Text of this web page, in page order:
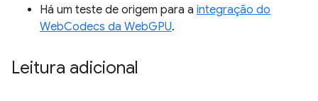
Há um teste de origem para a integração do
WebCodecs da WebGPU.
Leitura adicional